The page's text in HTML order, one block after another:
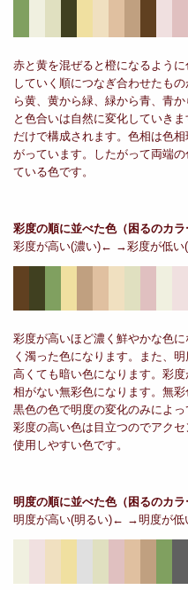
赤と黄を混ぜると橙になるよう
していく順につなぎ合わせたも
ら黄、黄から緑、緑から青、青
と色合いは自然に変化していき
だけで構成されます。色相は色
がっています。したがって両端
ている色です。
彩度の順に並べた色（困るのカラ
彩度が高い(濃い)← →彩度が低い
彩度が高いほど濃く鮮やかな色
く濁った色になります。また、
高くても暗い色になります。彩
相がない無彩色になります。無
黒色の色で明度の変化のみによっ
彩度の高い色は目立つのでアク
使用しやすい色です。
明度の順に並べた色（困るのカラ
明度が高い(明るい)← →明度が低